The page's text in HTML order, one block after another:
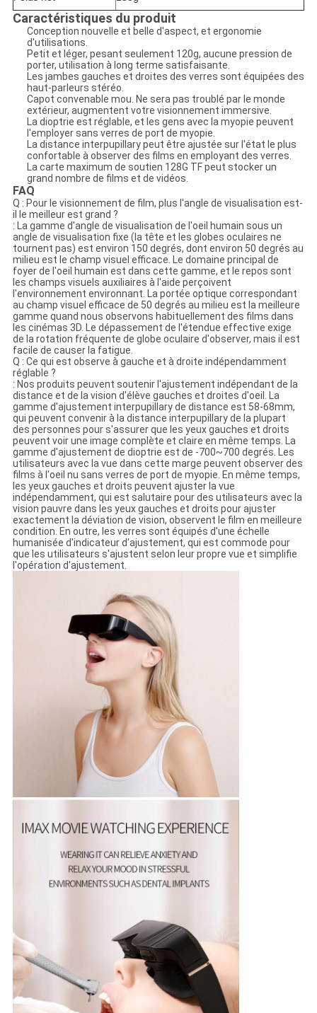
Caractéristiques du produit
Conception nouvelle et belle d'aspect, et ergonomie
d'utilisations.
Petit et léger, pesant seulement 120g, aucune pression de
porter, utilisation à long terme satisfaisante.
Les jambes gauches et droites des verres sont équipées des
haut-parleurs stéréo.
Capot convenable mou. Ne sera pas troublé par le monde
extérieur, augmentent votre visionnement immersive.
La dioptrie est réglable, et les gens avec la myopie peuvent
l'employer sans verres de port de myopie.
La distance interpupillary peut être ajustée sur l'état le plus
confortable à observer des films en employant des verres.
La carte maximum de soutien 128G TF peut stocker un
grand nombre de films et de vidéos.
FAQ
Q : Pour le visionnement de film, plus l'angle de visualisation est-
il le meilleur est grand ?
: La gamme d'angle de visualisation de l'oeil humain sous un
angle de visualisation fixe (la tête et les globes oculaires ne
tournent pas) est environ 150 degrés, dont environ 50 degrés au
milieu est le champ visuel efficace. Le domaine principal de
foyer de l'oeil humain est dans cette gamme, et le repos sont
les champs visuels auxiliaires à l'aide perçoivent
l'environnement environnant. La portée optique correspondant
au champ visuel efficace de 50 degrés au milieu est la meilleure
gamme quand nous observons habituellement des films dans
les cinémas 3D. Le dépassement de l'étendue effective exige
de la rotation fréquente de globe oculaire d'observer, mais il est
facile de causer la fatigue.
Q : Ce qui est observe à gauche et à droite indépendamment
réglable ?
: Nos produits peuvent soutenir l'ajustement indépendant de la
distance et de la vision d'élève gauches et droites d'oeil. La
gamme d'ajustement interpupillary de distance est 58-68mm,
qui peuvent convenir à la distance interpupillary de la plupart
des personnes pour s'assurer que les yeux gauches et droits
peuvent voir une image complète et claire en même temps. La
gamme d'ajustement de dioptrie est de -700~700 degrés. Les
utilisateurs avec la vue dans cette marge peuvent observer des
films à l'oeil nu sans verres de port de myopie. En même temps,
les yeux gauches et droits peuvent ajuster la vue
indépendamment, qui est salutaire pour des utilisateurs avec la
vision pauvre dans les yeux gauches et droits pour ajuster
exactement la déviation de vision, observent le film en meilleure
condition. En outre, les verres sont équipés d'une échelle
humanisée d'indicateur d'ajustement, qui est commode pour
que les utilisateurs s'ajustent selon leur propre vue et simplifie
l'opération d'ajustement.